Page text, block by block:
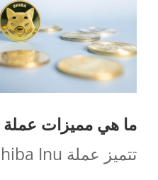
ما هي مميزات عملة
تتميز عملة Shiba Inu بعدة مميزات منها: